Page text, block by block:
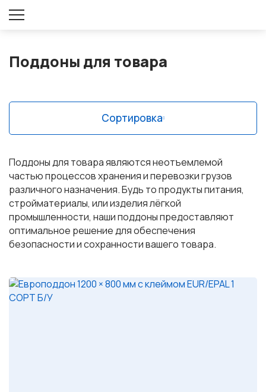
Поддоны для товара
Сортировка
Поддоны для товара являются неотъемлемой
частью процессов хранения и перевозки грузов
различного назначения. Будь то продукты питания,
стройматериалы, или изделия лёгкой
промышленности, наши поддоны предоставляют
оптимальное решение для обеспечения
безопасности и сохранности вашего товара.